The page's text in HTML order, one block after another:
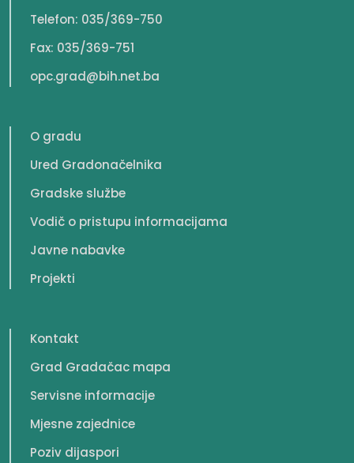
Telefon: 035/369-750
Fax: 035/369-751
opc.grad@bih.net.ba
O gradu
Ured Gradonačelnika
Gradske službe
Vodič o pristupu informacijama
Javne nabavke
Projekti
Kontakt
Grad Gradačac mapa
Servisne informacije
Mjesne zajednice
Poziv dijaspori